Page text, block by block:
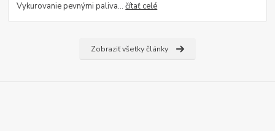
Vykurovanie pevnými paliva...čítať celé
Zobraziť všetky články